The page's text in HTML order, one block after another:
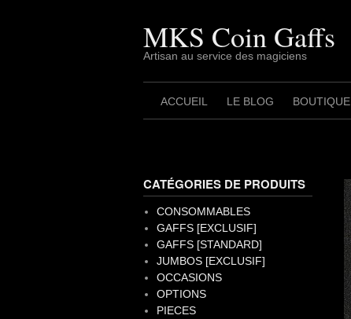
MKS Coin Gaffs
Artisan au service des magiciens
ACCUEIL LE BLOG BOUTIQUE
CATÉGORIES DE PRODUITS
CONSOMMABLES
GAFFS [EXCLUSIF]
GAFFS [STANDARD]
JUMBOS [EXCLUSIF]
OCCASIONS
OPTIONS
PIECES